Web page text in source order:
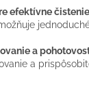
efektívne čistenie
a
a